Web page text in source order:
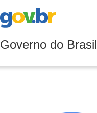
Governo do Brasil